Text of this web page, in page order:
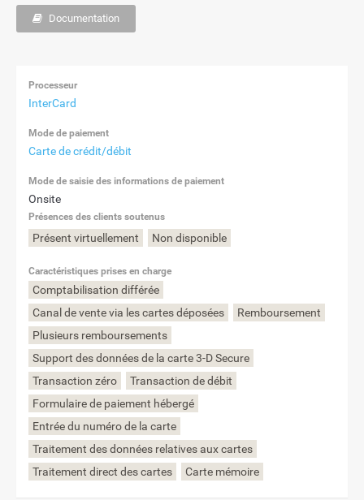
Documentation
Processeur
InterCard
Mode de paiement
Carte de crédit/débit
Mode de saisie des informations de paiement
Onsite
Présences des clients soutenus
Présent virtuellement Non disponible
Caractéristiques prises en charge
Comptabilisation différée
Canal de vente via les cartes déposées
Remboursement
Plusieurs remboursements
Support des données de la carte 3-D Secure
Transaction zéro
Transaction de débit
Formulaire de paiement hébergé
Entrée du numéro de la carte
Traitement des données relatives aux cartes
Traitement direct des cartes
Carte mémoire